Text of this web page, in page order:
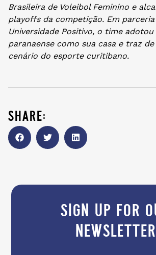
Brasileira de Voleibol Feminino e
playoffs da competição. Em
Universidade Positivo, o time
paranaense como sua casa e traz
cenário do esporte curitibano.
share:
sign up for
newsletter